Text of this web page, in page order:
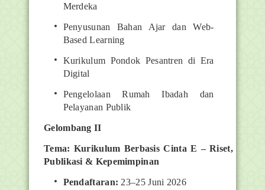
Merdeka
Penyusunan Bahan Ajar dan Web-
Based Learning
Kurikulum Pondok Pesantren di Era
Digital
Pengelolaan Rumah Ibadah dan
Pelayanan Publik
Gelombang II
Tema: Kurikulum Berbasis Cinta E – Riset,
Publikasi & Kepemimpinan
Pendaftaran: 23–25 Juni 2026